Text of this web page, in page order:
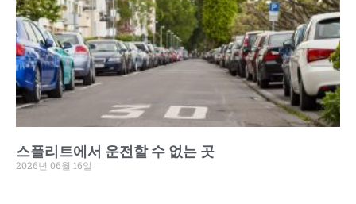
스플리트에서 운전할 수 없는 곳
2026년 06월 16일